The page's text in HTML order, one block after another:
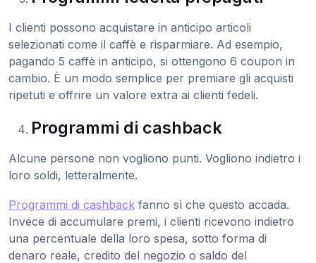
I clienti possono acquistare in anticipo articoli
selezionati come il caffè e risparmiare. Ad esempio,
pagando 5 caffè in anticipo, si ottengono 6 coupon in
cambio. È un modo semplice per premiare gli acquisti
ripetuti e offrire un valore extra ai clienti fedeli.
Programmi di cashback
Alcune persone non vogliono punti. Vogliono indietro i
loro soldi, letteralmente.
Programmi di cashback fanno sì che questo accada.
Invece di accumulare premi, i clienti ricevono indietro
una percentuale della loro spesa, sotto forma di
denaro reale, credito del negozio o saldo del